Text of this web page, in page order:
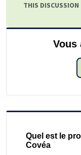
THIS DISCUSSION
Vous
Quel est le
Covéa